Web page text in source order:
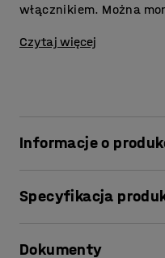
włącznikiem. Można
Czytaj więcej
Informacje o
usprawnić ładowanie!
Specyfikacja
Kolor: Jasnoniebieski
Dokumenty